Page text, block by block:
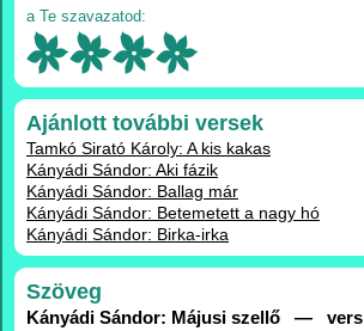
a Te szavazatod:
Ajánlott további versek
Tamkó Sirató Károly: A kis kakas
Kányádi Sándor: Aki fázik
Kányádi Sándor: Ballag már
Kányádi Sándor: Betemetett a nagy hó
Kányádi Sándor: Birka-irka
Szöveg
Kányádi Sándor: Májusi szellő — vers